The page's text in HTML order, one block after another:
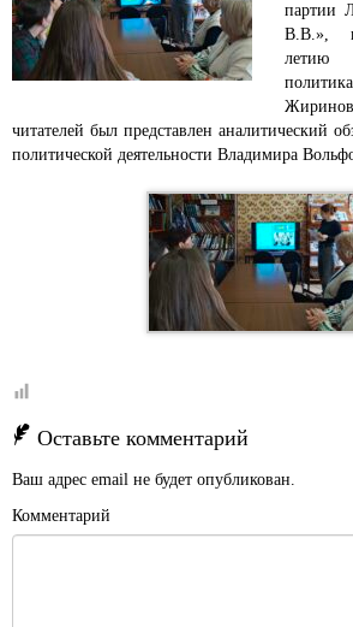
партии
В.В.»,
летию
читателей был представлен аналитический
политической деятельности Владимира
Оставьте комментарий
Ваш адрес email не будет опубликован.
Комментарий